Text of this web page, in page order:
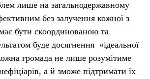
лише на загальнодержавному
без залучення кожної з
бути скоординованою та
буде досягнення «ідеальної
громада не лише розумітиме
а й зможе підтримати їх